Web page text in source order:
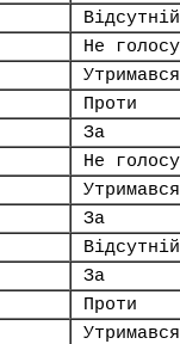
Відсутній
Не
Утримався
Проти
За
Не
Утримався
За
Відсутній
За
Проти
Утримався